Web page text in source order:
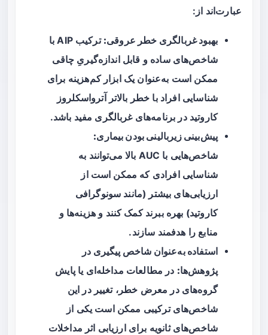
عبارت‌اند از:
بهبود غربالگری خطر عروقی:
ترکیب AIP با
شاخص‌های ساده و قابل اندازه‌گیریِ چاقی
ممکن است به‌عنوان یک ابزار کم‌هزینه برای
شناسایی افراد با خطر بالاتر آترواسکلروز
کاروتید در برنامه‌های غربالگری مفید باشد.
پیش‌بینی زیربالینی بودن بیماری:
شاخص‌هایی با AUC بالا می‌توانند به
شناسایی افرادی که ممکن است از
ارزیابی‌های بیشتر (مانند سونوگرافی
کاروتید) بهره ببرند کمک کنند و هزینه‌ها و
منابع را هدفمند سازند.
استفاده به‌عنوان شاخص پیگیری در
پژوهش‌ها: در مطالعات مداخله‌ای یا پایش
گروه‌های در معرض خطر، تغییر در این
شاخص‌های ترکیبی ممکن است یکی از
شاخص‌های ثانویه برای ارزیابی اثر مداخلات